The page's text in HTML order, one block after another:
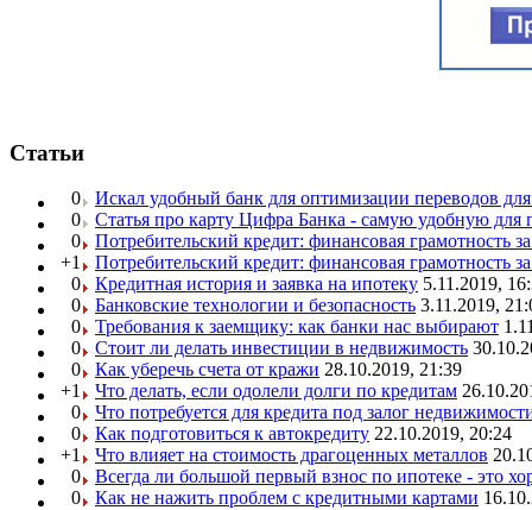
Статьи
0
Искал удобный банк для оптимизации переводов
0
Статья про карту Цифра Банка - самую удобную для
0
Потребительский кредит: финансовая грамотность
+1
Потребительский кредит: финансовая грамотность
0
Кредитная история и заявка на ипотеку 5.11.2019,
0
Банковские технологии и безопасность 3.11.2019,
0
Требования к заемщику: как банки нас выбирают
0
Стоит ли делать инвестиции в недвижимость
0
Как уберечь счета от кражи 28.10.2019, 21:39
+1
Что делать, если одолели долги по кредитам
0
Что потребуется для кредита под залог
0
Как подготовиться к автокредиту 22.10.2019, 20:24
+1
Что влияет на стоимость драгоценных металлов
0
Всегда ли большой первый взнос по ипотеке - это
0
Как не нажить проблем с кредитными картами